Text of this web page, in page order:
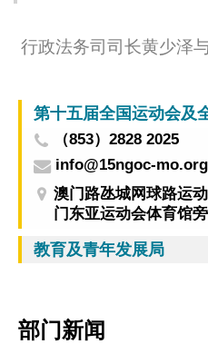
行政法务司司长黄少泽
（853）2828 2025
info@15ngoc-mo.org
澳门路氹城网球路运
门东亚运动会体育馆旁
教育及青年发展局
部门新闻